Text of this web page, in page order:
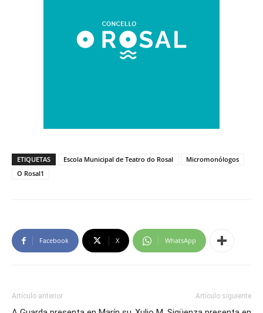
ETIQUETAS Escola Municipal de Teatro do Rosal
Micromonólogos
O Rosal1
Facebook X WhatsApp
Artículo anterior Artículo siguiente